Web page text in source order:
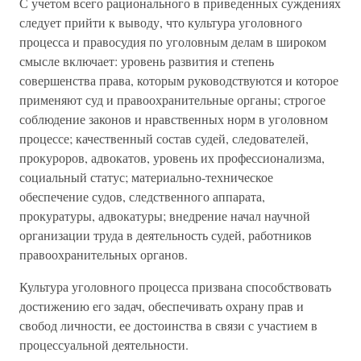
следует прийти к выводу, что культура уголовного
процесса и правосудия по уголовным делам в широком
смысле включает: уровень развития и степень
совершенства права, которым руководствуются и которое
применяют суд и правоохранительные органы; строгое
соблюдение законов и нравственных норм в уголовном
процессе; качественный состав судей, следователей,
прокуроров, адвокатов, уровень их профессионализма,
социальный статус; материально-техническое
обеспечение судов, следственного аппарата,
прокуратуры, адвокатуры; внедрение начал научной
организации труда в деятельность судей, работников
правоохранительных органов.
Культура уголовного процесса призвана способствовать
достижению его задач, обеспечивать охрану прав и
свобод личности, ее достоинства в связи с участием в
процессуальной деятельности.